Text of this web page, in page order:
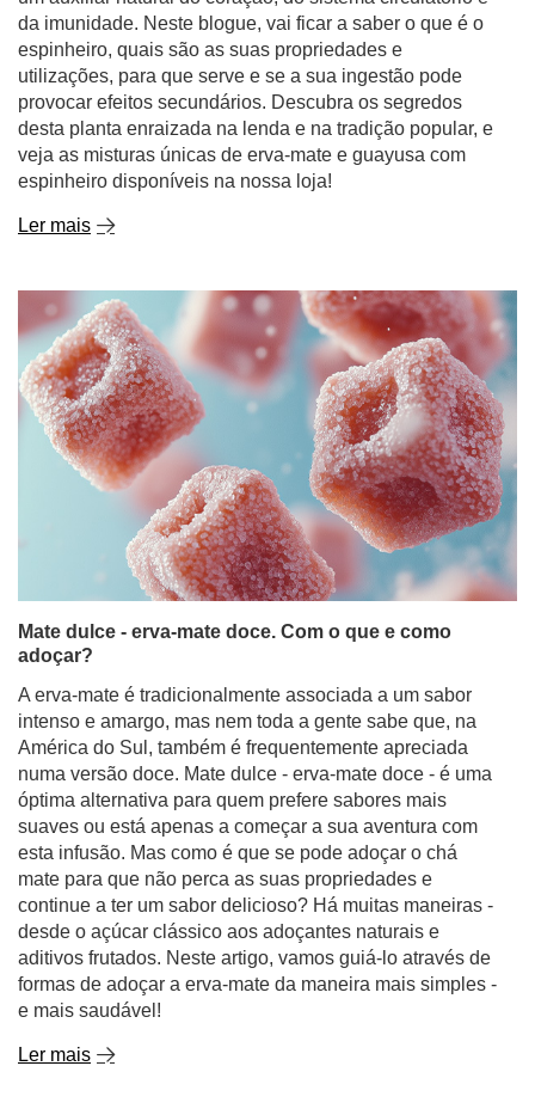
da imunidade. Neste blogue, vai ficar a saber o que é o
espinheiro, quais são as suas propriedades e
utilizações, para que serve e se a sua ingestão pode
provocar efeitos secundários. Descubra os segredos
desta planta enraizada na lenda e na tradição popular, e
veja as misturas únicas de erva-mate e guayusa com
espinheiro disponíveis na nossa loja!
Ler mais
Mate dulce - erva-mate doce. Com o que e como
adoçar?
A erva-mate é tradicionalmente associada a um sabor
intenso e amargo, mas nem toda a gente sabe que, na
América do Sul, também é frequentemente apreciada
numa versão doce. Mate dulce - erva-mate doce - é uma
óptima alternativa para quem prefere sabores mais
suaves ou está apenas a começar a sua aventura com
esta infusão. Mas como é que se pode adoçar o chá
mate para que não perca as suas propriedades e
continue a ter um sabor delicioso? Há muitas maneiras -
desde o açúcar clássico aos adoçantes naturais e
aditivos frutados. Neste artigo, vamos guiá-lo através de
formas de adoçar a erva-mate da maneira mais simples -
e mais saudável!
Ler mais